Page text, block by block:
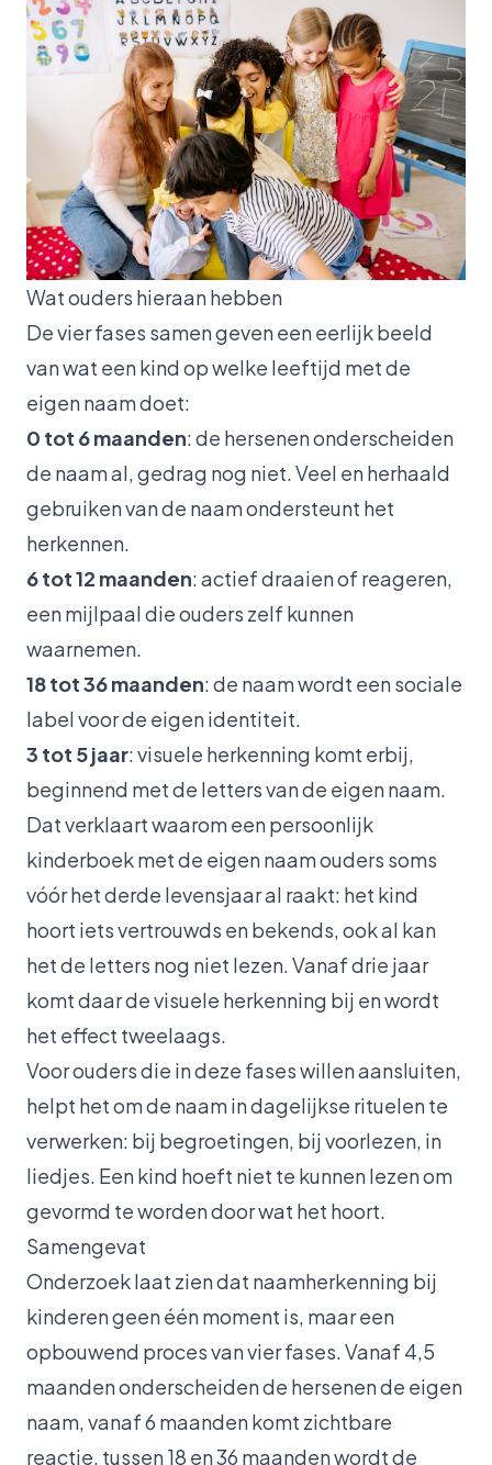
Wat ouders hieraan hebben
De vier fases samen geven een eerlijk beeld
van wat een kind op welke leeftijd met de
eigen naam doet:
0 tot 6 maanden: de hersenen onderscheiden
de naam al, gedrag nog niet. Veel en herhaald
gebruiken van de naam ondersteunt het
herkennen.
6 tot 12 maanden: actief draaien of reageren,
een mijlpaal die ouders zelf kunnen
waarnemen.
18 tot 36 maanden: de naam wordt een sociale
label voor de eigen identiteit.
3 tot 5 jaar: visuele herkenning komt erbij,
beginnend met de letters van de eigen naam.
Dat verklaart waarom eenpersoonlijk
kinderboek met de eigen naamouders soms
vóór het derde levensjaar al raakt: het kind
hoort iets vertrouwds en bekends, ook al kan
het de letters nog niet lezen. Vanaf drie jaar
komt daar de visuele herkenning bij en wordt
het effect tweelaags.
Voor ouders die in deze fases willen aansluiten,
helpt het om de naam in dagelijkse rituelen te
verwerken: bij begroetingen, bij voorlezen, in
liedjes. Een kind hoeft niet te kunnen lezen om
gevormd te worden door wat het hoort.
Samengevat
Onderzoek laat zien dat naamherkenning bij
kinderen geen één moment is, maar een
opbouwend proces van vier fases. Vanaf 4,5
maanden onderscheiden de hersenen de eigen
naam, vanaf 6 maanden komt zichtbare
reactie, tussen 18 en 36 maanden wordt de